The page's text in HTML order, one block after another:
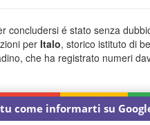
concludersi é stato senza
per Italo, storico istituto di
che ha registrato numeri
come informarti su